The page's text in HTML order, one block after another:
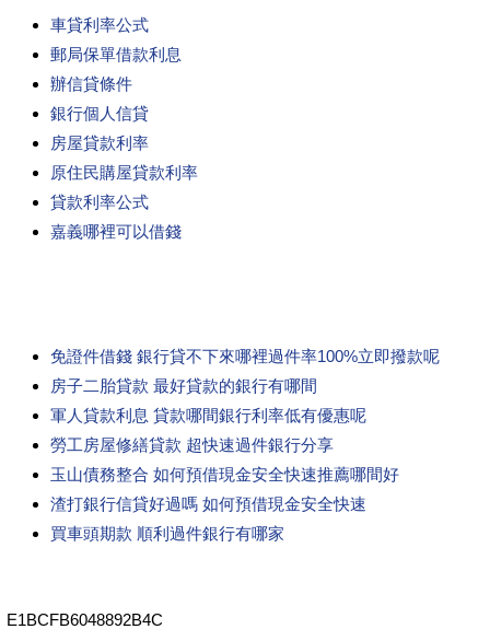
車貸利率公式
郵局保單借款利息
辦信貸條件
銀行個人信貸
房屋貸款利率
原住民購屋貸款利率
貸款利率公式
嘉義哪裡可以借錢
免證件借錢 銀行貸不下來哪裡過件率100%立即撥款呢
房子二胎貸款 最好貸款的銀行有哪間
軍人貸款利息 貸款哪間銀行利率低有優惠呢
勞工房屋修繕貸款 超快速過件銀行分享
玉山債務整合 如何預借現金安全快速推薦哪間好
渣打銀行信貸好過嗎 如何預借現金安全快速
買車頭期款 順利過件銀行有哪家
E1BCFB6048892B4C